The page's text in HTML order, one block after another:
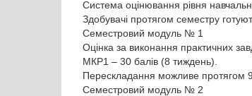
Система оцінювання рівня
Здобувачі протягом семестру
Семестровий модуль № 1
Оцінка за виконання практичних
МКР1 – 30 балів (8 тиждень).
Перескладання можливе протягом 9
Семестровий модуль № 2